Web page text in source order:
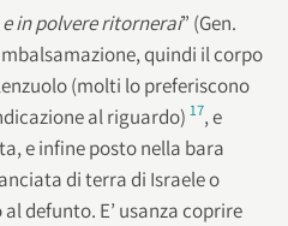
in polvere ritornerai” (Gen.
quindi il corpo
(molti lo preferiscono
al riguardo) 17, e
e infine posto nella bara
di terra di Israele o
defunto. E’ usanza coprire